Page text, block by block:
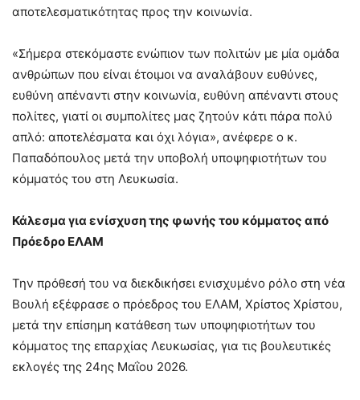
αποτελεσματικότητας προς την κοινωνία.
«Σήμερα στεκόμαστε ενώπιον των πολιτών με μία ομάδα
ανθρώπων που είναι έτοιμοι να αναλάβουν ευθύνες,
ευθύνη απέναντι στην κοινωνία, ευθύνη απέναντι στους
πολίτες, γιατί οι συμπολίτες μας ζητούν κάτι πάρα πολύ
απλό: αποτελέσματα και όχι λόγια», ανέφερε ο κ.
Παπαδόπουλος μετά την υποβολή υποψηφιοτήτων του
κόμματός του στη Λευκωσία.
Κάλεσμα για ενίσχυση της φωνής του κόμματος από
Πρόεδρο ΕΛΑΜ
Την πρόθεσή του να διεκδικήσει ενισχυμένο ρόλο στη νέα
Βουλή εξέφρασε ο πρόεδρος του ΕΛΑΜ, Χρίστος Χρίστου,
μετά την επίσημη κατάθεση των υποψηφιοτήτων του
κόμματος της επαρχίας Λευκωσίας, για τις βουλευτικές
εκλογές της 24ης Μαΐου 2026.